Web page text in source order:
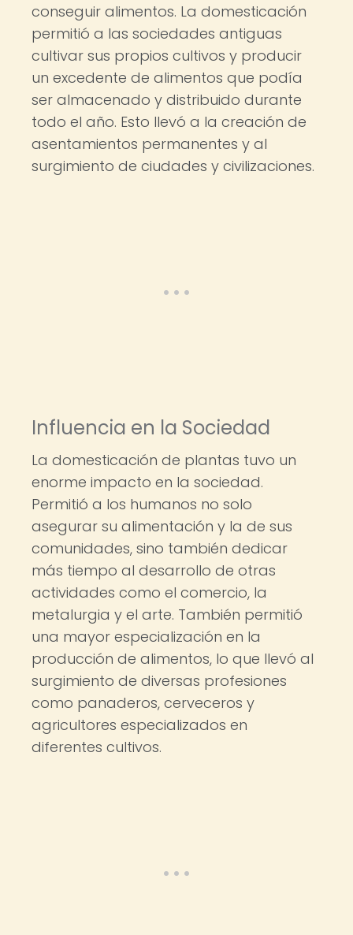
conseguir alimentos. La domesticación
permitió a las sociedades antiguas
cultivar sus propios cultivos y producir
un excedente de alimentos que podía
ser almacenado y distribuido durante
todo el año. Esto llevó a la creación de
asentamientos permanentes y al
surgimiento de ciudades y civilizaciones.
Influencia en la Sociedad
La domesticación de plantas tuvo un
enorme impacto en la sociedad.
Permitió a los humanos no solo
asegurar su alimentación y la de sus
comunidades, sino también dedicar
más tiempo al desarrollo de otras
actividades como el comercio, la
metalurgia y el arte. También permitió
una mayor especialización en la
producción de alimentos, lo que llevó al
surgimiento de diversas profesiones
como panaderos, cerveceros y
agricultores especializados en
diferentes cultivos.